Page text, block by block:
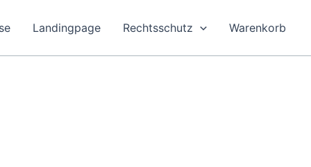
Landingpage Rechtsschutz Warenkorb